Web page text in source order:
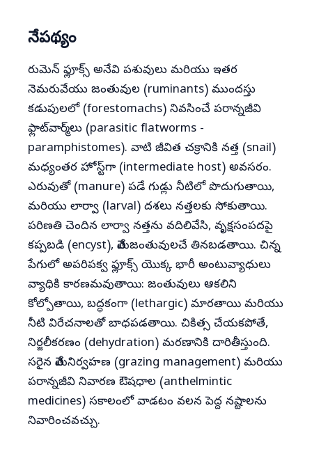
నేపథ్యం
రుమెన్ ఫ్లూక్స్ అనేవి పశువులు మరియు ఇతర
నెమరువేయు జంతువుల (ruminants) ముందస్తు
కడుపులలో (forestomachs) నివసించే పరాన్నజీవి
ఫ్లాట్‌వార్మ్‌లు (parasitic flatworms -
paramphistomes). వాటి జీవిత చక్రానికి నత్త (snail)
మధ్యంతర హోస్ట్‌గా (intermediate host) అవసరం.
ఎరువుతో (manure) పడే గుడ్లు నీటిలో పొదుగుతాయి,
మరియు లార్వా (larval) దశలు నత్తలకు సోకుతాయి.
పరిణతి చెందిన లార్వా నత్తను వదిలివేసి, వృక్షసంపదపై
కప్పబడి (encyst), మేత జంతువులచే తినబడతాయి. చిన్న
పేగులో అపరిపక్వ ఫ్లూక్స్ యొక్క భారీ అంటువ్యాధులు
వ్యాధికి కారణమవుతాయి: జంతువులు ఆకలిని
కోల్పోతాయి, బద్ధకంగా (lethargic) మారతాయి మరియు
నీటి విరేచనాలతో బాధపడతాయి. చికిత్స చేయకపోతే,
నిర్జలీకరణం (dehydration) మరణానికి దారితీస్తుంది.
సరైన మేత నిర్వహణ (grazing management) మరియు
పరాన్నజీవి నివారణ ఔషధాల (anthelmintic
medicines) సకాలంలో వాడటం వలన పెద్ద నష్టాలను
నివారించవచ్చు.